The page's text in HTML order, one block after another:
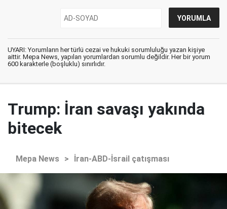
UYARI: Yorumların her türlü cezai ve hukuki sorumluluğu yazan kişiye
aittir. Mepa News, yapılan yorumlardan sorumlu değildir. Her bir yorum
600 karakterle (boşluklu) sınırlıdır.
Trump: İran savaşı yakında
bitecek
Mepa News > İran-ABD-İsrail çatışması